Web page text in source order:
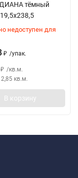
тёмный
недоступен для
₽ /упак.
₽ /кв.м.
2,85 кв.м.
В корзину